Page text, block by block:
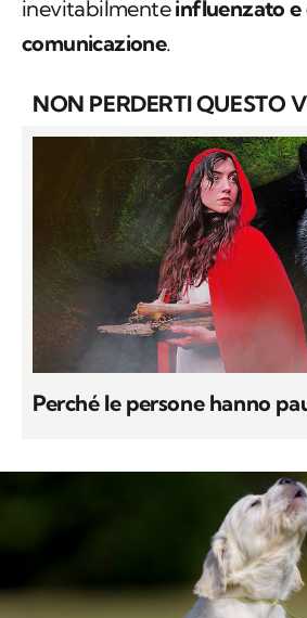
inevitabilmenteinfluenzato
comunicazione.
NON PERDERTI QUESTO
Perché le persone hanno